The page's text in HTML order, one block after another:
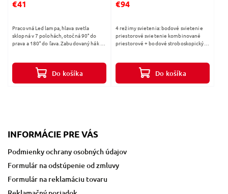
€41
Do košíka
Pracovná Led lampa, hlava svetla
sklopná v 7 polohách, otočná 90° do
prava a 180° do ľava. Zabudovaný hák v
€94
Do košíka
4 režimy svietenia: bodové svietenie
priestorové svietenie kombinované
priestorové + bodové stroboskopický
INFORMÁCIE PRE VÁS
Podmienky ochrany osobných údajov
Formulár na odstúpenie od zmluvy
Formulár na reklamáciu tovaru